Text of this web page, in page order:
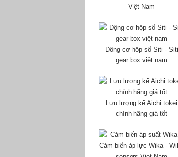
Việt Nam
Động cơ hộp số Siti - Siti
gear box việt nam
Lưu lượng kế Aichi tokei
chính hãng giá tốt